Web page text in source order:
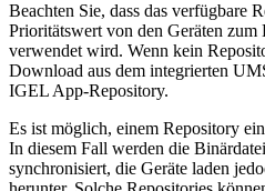
Beachten Sie, dass das verfügbare
Prioritätswert von den Geräten
verwendet wird. Wenn kein
Download aus dem integrierten
IGEL App-Repository.
Es ist möglich, einem Repository
In diesem Fall werden die
synchronisiert, die Geräte laden